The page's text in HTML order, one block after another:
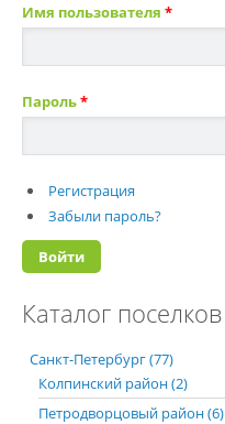
Имя пользователя *
Пароль*
Регистрация
Забыли пароль?
Каталог поселков
Санкт-Петербург (77)
Колпинский район (2)
Петродворцовый район (6)